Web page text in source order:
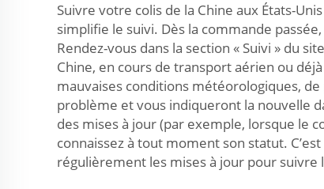
Suivre votre colis de la Chine aux États-
simplifie le suivi. Dès la commande
Rendez-vous dans la section « Suivi » du
Chine, en cours de transport aérien ou
mauvaises conditions météorologiques,
problème et vous indiqueront la nouvelle
des mises à jour (par exemple, lorsque le
connaissez à tout moment son statut.
régulièrement les mises à jour pour suivre